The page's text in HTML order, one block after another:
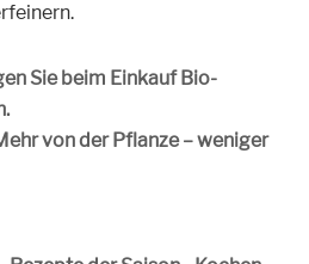
Sie beim Einkauf Bio-
von der Pflanze – weniger